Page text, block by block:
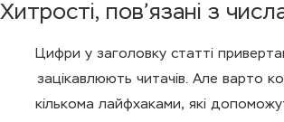
Хитрості, пов’язані з
Цифри у заголовку статті
зацікавлюють читачів. Але варто
кількома лайфхаками, які